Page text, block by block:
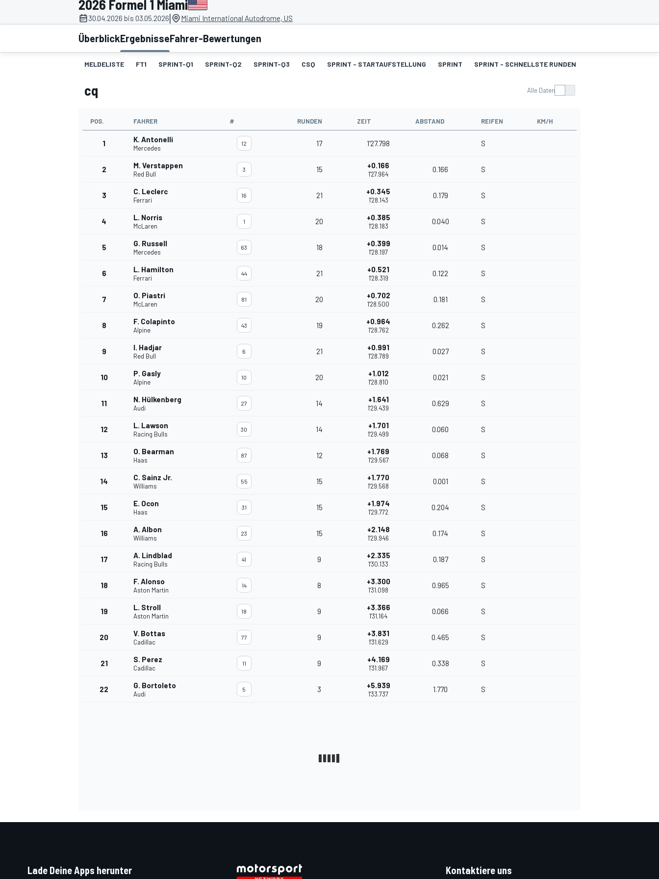
MOTOGP
2026 Formel 1 Miami
30.04.2026 bis 03.05.2026| Miami International Autodrome, US
ÜberblickErgebnisseFahrer-Bewertungen
MELDELISTE FT1 SPRINT-Q1 SPRINT-Q2 SPRINT-Q3 CSQ SPRINT - STARTAUFSTELLUNG SPRINT SPRINT - SCHNELLSTE RUNDEN
cq Alle Daten
POS. FAHRER # RUNDEN ZEIT ABSTAND REIFEN KM/H
1 K. Antonelli
Mercedes
12 17 1'27.798 S
2 M. Verstappen
Red Bull
3 15 +0.166
1'27.964
0.166 S
3 C. Leclerc
Ferrari
16 21 +0.345
1'28.143
0.179 S
4 L. Norris
McLaren
1 20 +0.385
1'28.183
0.040 S
5 G. Russell
Mercedes
63 18 +0.399
1'28.197
0.014 S
6 L. Hamilton
Ferrari
44 21 +0.521
1'28.319
0.122 S
7 O. Piastri
McLaren
81 20 +0.702
1'28.500
0.181 S
8 F. Colapinto
Alpine
43 19 +0.964
1'28.762
0.262 S
9 I. Hadjar
Red Bull
6 21 +0.991
1'28.789
0.027 S
10 P. Gasly
Alpine
10 20 +1.012
1'28.810
0.021 S
11 N. Hülkenberg
Audi
27 14 +1.641
1'29.439
0.629 S
12 L. Lawson
Racing Bulls
30 14 +1.701
1'29.499
0.060 S
13 O. Bearman
Haas
87 12 +1.769
1'29.567
0.068 S
14 C. Sainz Jr.
Williams
55 15 +1.770
1'29.568
0.001 S
15 E. Ocon
Haas
31 15 +1.974
1'29.772
0.204 S
16 A. Albon
Williams
23 15 +2.148
1'29.946
0.174 S
17 A. Lindblad
Racing Bulls
41 9 +2.335
1'30.133
0.187 S
18 F. Alonso
Aston Martin
14 8 +3.300
1'31.098
0.965 S
19 L. Stroll
Aston Martin
18 9 +3.366
1'31.164
0.066 S
20 V. Bottas
Cadillac
77 9 +3.831
1'31.629
0.465 S
21 S. Perez
Cadillac
11 9 +4.169
1'31.967
0.338 S
22 G. Bortoleto
Audi
5 3 +5.939
1'33.737
1.770 S
Lade Deine Apps herunter Kontaktiere uns